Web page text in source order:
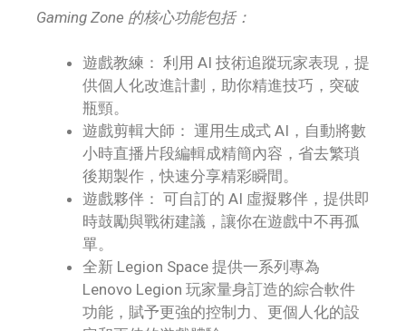
Gaming Zone 的核心功能包括：
遊戲教練： 利用 AI 技術追蹤玩家表現，提
供個人化改進計劃，助你精進技巧，突破
瓶頸。
遊戲剪輯大師： 運用生成式 AI，自動將數
小時直播片段編輯成精簡內容，省去繁瑣
後期製作，快速分享精彩瞬間。
遊戲夥伴： 可自訂的 AI 虛擬夥伴，提供即
時鼓勵與戰術建議，讓你在遊戲中不再孤
單。
全新 Legion Space 提供一系列專為
Lenovo Legion 玩家量身訂造的綜合軟件
功能，賦予更強的控制力、更個人化的設